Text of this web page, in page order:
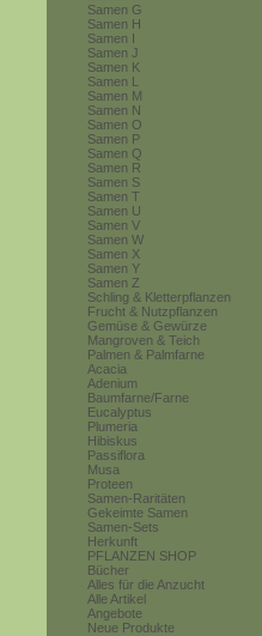
Samen G
Samen H
Samen I
Samen J
Samen K
Samen L
Samen M
Samen N
Samen O
Samen P
Samen Q
Samen R
Samen S
Samen T
Samen U
Samen V
Samen W
Samen X
Samen Y
Samen Z
Schling & Kletterpflanzen
Frucht & Nutzpflanzen
Gemüse & Gewürze
Mangroven & Teich
Palmen & Palmfarne
Acacia
Adenium
Baumfarne/Farne
Eucalyptus
Plumeria
Hibiskus
Passiflora
Musa
Proteen
Samen-Raritäten
Gekeimte Samen
Samen-Sets
Herkunft
PFLANZEN SHOP
Bücher
Alles für die Anzucht
Alle Artikel
Angebote
Neue Produkte